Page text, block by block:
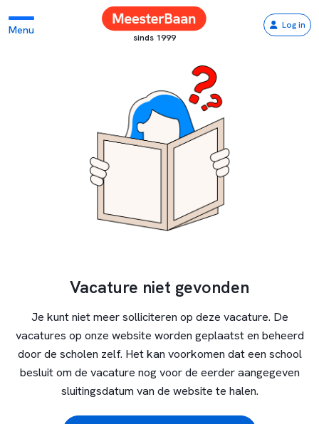
Menu
sinds 1999
Log in
Vacature niet gevonden
Je kunt niet meer solliciteren op deze vacature. De
vacatures op onze website worden geplaatst en beheerd
door de scholen zelf. Het kan voorkomen dat een school
besluit om de vacature nog voor de eerder aangegeven
sluitingsdatum van de website te halen.